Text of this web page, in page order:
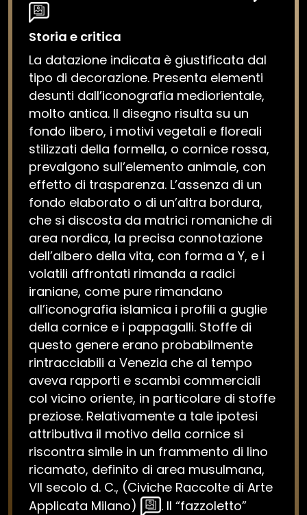
Storia e critica
La datazione indicata è giustificata dal
tipo di decorazione. Presenta elementi
desunti dall’iconografia mediorientale,
molto antica. Il disegno risulta su un
fondo libero, i motivi vegetali e floreali
stilizzati della formella, o cornice rossa,
prevalgono sull’elemento animale, con
effetto di trasparenza. L’assenza di un
fondo elaborato o di un’altra bordura,
che si discosta da matrici romaniche di
area nordica, la precisa connotazione
dell’albero della vita, con forma a Y, e i
volatili affrontati rimanda a radici
iraniane, come pure rimandano
all’iconografia islamica i profili a guglie
della cornice e i pappagalli. Stoffe di
questo genere erano probabilmente
rintracciabili a Venezia che al tempo
aveva rapporti e scambi commerciali
col vicino oriente, in particolare di stoffe
preziose. Relativamente a tale ipotesi
attributiva il motivo della cornice si
riscontra simile in un frammento di lino
ricamato, definito di area musulmana,
VII secolo d. C., (Civiche Raccolte di Arte
Applicata Milano)
. Il “fazzoletto”